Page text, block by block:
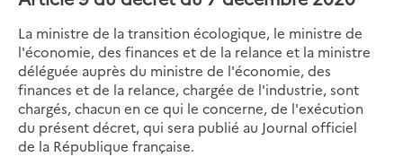
La ministre de la transition écologique, le ministre de
l'économie, des finances et de la relance et la ministre
déléguée auprès du ministre de l'économie, des
finances et de la relance, chargée de l'industrie, sont
chargés, chacun en ce qui le concerne, de l'exécution
du présent décret, qui sera publié au Journal officiel
de la République française.